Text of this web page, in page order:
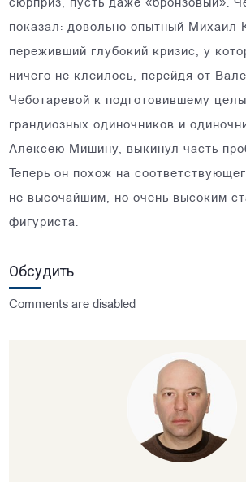
сюрприз, пусть даже «бронзовый».
показал: довольно опытный Михаил
переживший глубокий кризис, у
ничего не клеилось, перейдя от
Чеботаревой к подготовившему
грандиозных одиночников и
Алексею Мишину, выкинул часть
Теперь он похож на
не высочайшим, но очень высоким
фигуриста.
Обсудить
Comments are disabled